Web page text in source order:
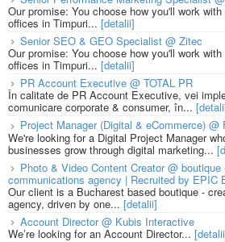
Our promise: You choose how you'll work
offices in Timpuri... [detalii]
Senior SEO & GEO Specialist @ Zitec
Our promise: You choose how you'll work
offices in Timpuri... [detalii]
PR Account Executive @ TOTAL PR
În calitate de PR Account Executive, vei
comunicare corporate & consumer, în...
Project Manager (Digital & eCommerce) @
We're looking for a Digital Project Manager
businesses grow through digital marketing...
Photo & Video Content Creator @
communications agency | Recruited by EPIC
Our client is a Bucharest based boutique -
agency, driven by one... [detalii]
Account Director @ Kubis Interactive
We’re looking for an Account Director...